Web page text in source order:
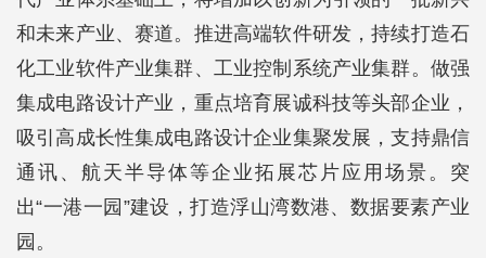
和未来产业、赛道。推进高端软件研发，持续打造石
化工业软件产业集群、工业控制系统产业集群。做强
集成电路设计产业，重点培育展诚科技等头部企业，
吸引高成长性集成电路设计企业集聚发展，支持鼎信
通讯、航天半导体等企业拓展芯片应用场景。突
出“一港一园”建设，打造浮山湾数港、数据要素产业
园。